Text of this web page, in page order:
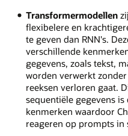
Transformermodellen
flexibelere en
te geven dan RNN's.
verschillende
gegevens, zoals tekst,
worden verwerkt
reeksen verloren gaat.
sequentiële gegevens
kenmerken waardoor
reageren op prompts in